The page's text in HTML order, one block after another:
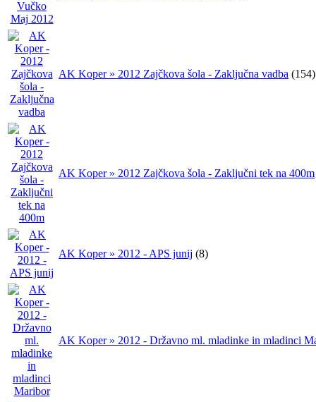
AK Koper » 2012 Zajčkova šola - Zaključna vadba (154)
AK Koper » 2012 Zajčkova šola - Zaključni tek na 400m
AK Koper » 2012 - APS junij (8)
AK Koper » 2012 - Državno ml. mladinke in mladinci